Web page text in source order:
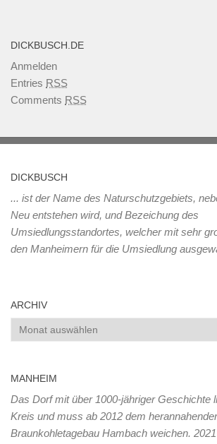
DICKBUSCH.DE
Anmelden
Entries RSS
Comments RSS
DICKBUSCH
... ist der Name des Naturschutzgebiets,
Neu entstehen wird, und Bezeichung des
Umsiedlungsstandortes, welcher mit sehr
den Manheimern für die Umsiedlung
ARCHIV
Archiv
MANHEIM
Das Dorf mit über 1000-jähriger Geschichte
Kreis und muss ab 2012 dem
Braunkohletagebau Hambach weichen.